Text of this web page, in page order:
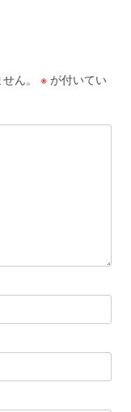
ん。 ※ が付いてい